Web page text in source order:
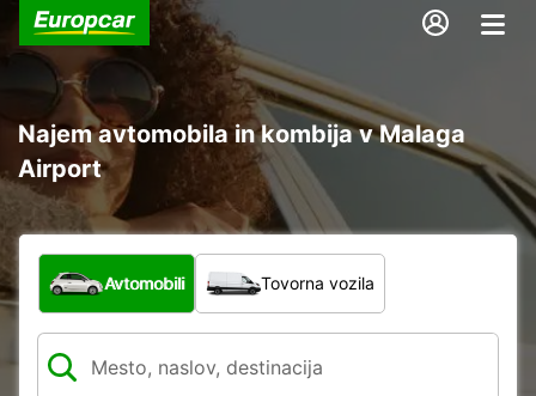
Najem avtomobila in kombija v Malaga
Airport
Katera vrsta vozila?
Avtomobili Tovorna vozila